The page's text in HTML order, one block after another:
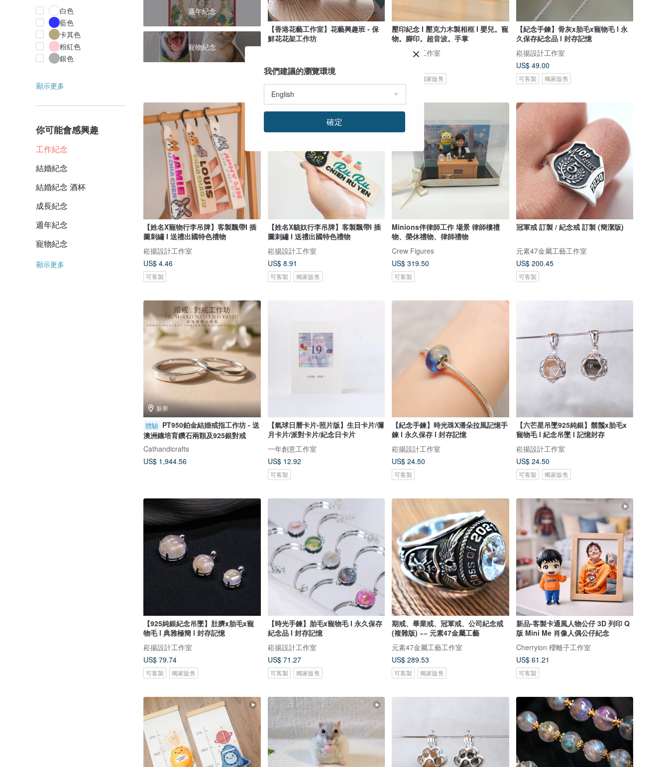
白色
藍色
卡其色
粉紅色
銀色
顯示更多
你可能會感興趣
工作紀念
結婚紀念
結婚紀念 酒杯
成長紀念
週年紀念
寵物紀念
顯示更多
週年紀念
寵物紀念
【香港花藝工作室】花藝興趣班 - 保
鮮花花架工作坊
US$ 93.65
可客製
壓印紀念 I 壓克力木製相框 I 嬰兒。寵
物。腳印。超音波。手掌
崧揚設計工作室
獨家販售
【紀念手鍊】骨灰x胎毛x寵物毛 l 永
久保存紀念品 l 封存記憶
崧揚設計工作室
US$ 49.00
可客製 獨家販售
【姓名X寵物行李吊牌】客製飄帶I 插
圖刺繡 I 送禮出國特色禮物
崧揚設計工作室
US$ 4.46
可客製
【姓名X貓奴行李吊牌】客製飄帶I 插
圖刺繡 I 送禮出國特色禮物
崧揚設計工作室
US$ 8.91
可客製 獨家販售
Minions伴律師工作 場景 律師樓禮
物、榮休禮物、律師禮物
Crew Figures
US$ 319.50
可客製
冠軍戒 訂製 / 紀念戒 訂製 (簡潔版)
元素47金屬工藝工作室
US$ 200.45
可客製
新界
體驗 PT950鉑金結婚戒指工作坊 - 送
澳洲鑲培育鑽石兩顆及925銀對戒
Cathandicrafts
US$ 1,944.56
【氣球日曆卡片-照片版】生日卡片/彌
月卡片/派對卡片/紀念日卡片
一年創意工作室
US$ 12.92
可客製
【紀念手鍊】時光珠X潘朵拉風記憶手
鍊 l 永久保存 l 封存記憶
崧揚設計工作室
US$ 24.50
可客製
【六芒星吊墜925純銀】鬍鬚x胎毛x
寵物毛 l 紀念吊墜 l 記憶封存
崧揚設計工作室
US$ 24.50
可客製 獨家販售
【925純銀紀念吊墜】肚臍x胎毛x寵
物毛 l 典雅極簡 l 封存記憶
崧揚設計工作室
US$ 79.74
可客製 獨家販售
【時光手鍊】胎毛x寵物毛 l 永久保存
紀念品 l 封存記憶
崧揚設計工作室
US$ 71.27
可客製 獨家販售
期戒、畢業戒、冠軍戒、公司紀念戒
(複雜版) ~~ 元素47金屬工藝
元素47金屬工藝工作室
US$ 289.53
可客製 獨家販售
新品-客製卡通風人物公仔 3D 列印 Q
版 Mini Me 肖像人偶公仔紀念
Cherryion 櫻離子工作室
US$ 61.21
可客製
我們建議的瀏覽環境
確定